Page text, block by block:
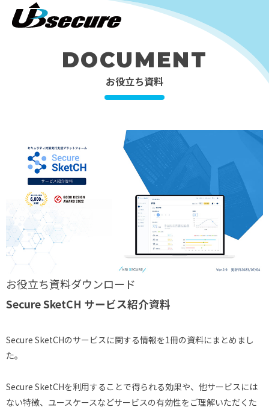
DOCUMENT
お役立ち資料
お役立ち資料ダウンロード
Secure SketCH サービス紹介資料
Secure SketCHのサービスに関する情報を1冊の資料にまとめまし
た。
Secure SketCHを利用することで得られる効果や、他サービスには
ない特徴、ユースケースなどサービスの有効性をご理解いただくた